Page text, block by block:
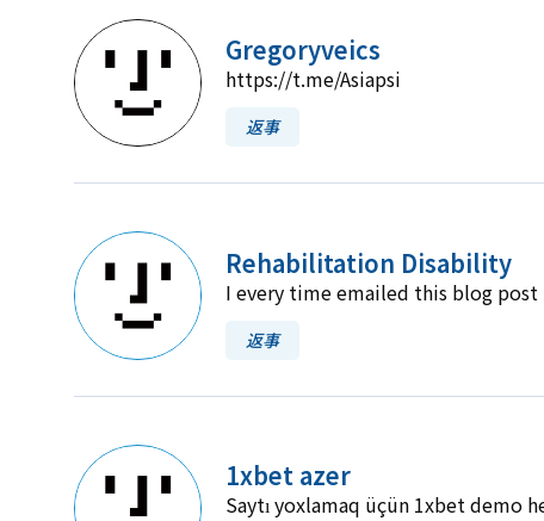
https://t.me/Asiapsi
Gregoryveics
返事
I every time emailed this blog
Rehabilitation Disability
返事
Saytı yoxlamaq üçün 1xbet demo
1xbet azer